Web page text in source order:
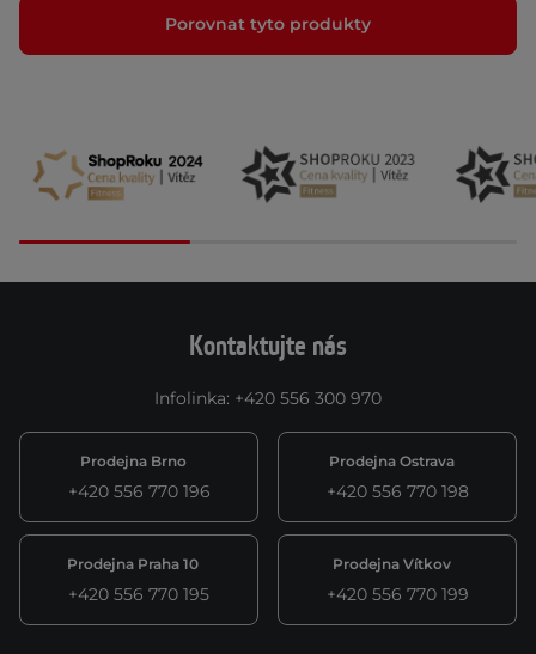
Porovnat tyto produkty
Kontaktujte nás
Infolinka: +420 556 300 970
Prodejna Brno
+420 556 770 196
Prodejna Ostrava
+420 556 770 198
Prodejna Praha 10
+420 556 770 195
Prodejna Vítkov
+420 556 770 199